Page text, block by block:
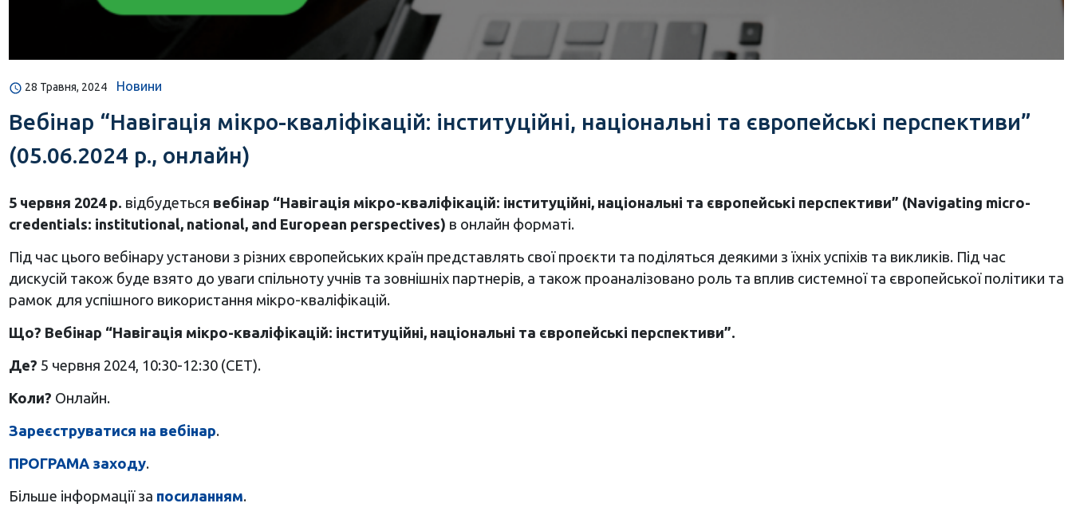
28 Травня, 2024 Новини
Вебінар “Навігація мікро-кваліфікацій: інституційні, національні та європейські перспективи”
(05.06.2024 р., онлайн)
5 червня 2024 р. відбудеться вебінар “Навігація мікро-кваліфікацій: інституційні, національні та європейські перспективи” (Navigating micro-
credentials: institutional, national, and European perspectives) в онлайн форматі.
Під час цього вебінару установи з різних європейських країн представлять свої проєкти та поділяться деякими з їхніх успіхів та викликів. Під час
дискусій також буде взято до уваги спільноту учнів та зовнішніх партнерів, а також проаналізовано роль та вплив системної та європейської політики та
рамок для успішного використання мікро-кваліфікацій.
Що? Вебінар “Навігація мікро-кваліфікацій: інституційні, національні та європейські перспективи”.
Де? 5 червня 2024, 10:30-12:30 (CET).
Коли? Онлайн.
Зареєструватися на вебінар.
ПРОГРАМА заходу.
Більше інформації за посиланням.